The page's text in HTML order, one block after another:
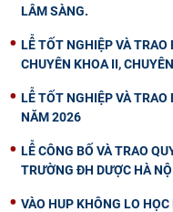
LÂM SÀNG.
LỄ TỐT NGHIỆP VÀ TRAO
CHUYÊN KHOA II,
LỄ TỐT NGHIỆP VÀ TRAO
NĂM 2026
LỄ CÔNG BỐ VÀ TRAO
TRƯỜNG ĐH DƯỢC HÀ
VÀO HUP KHÔNG LO